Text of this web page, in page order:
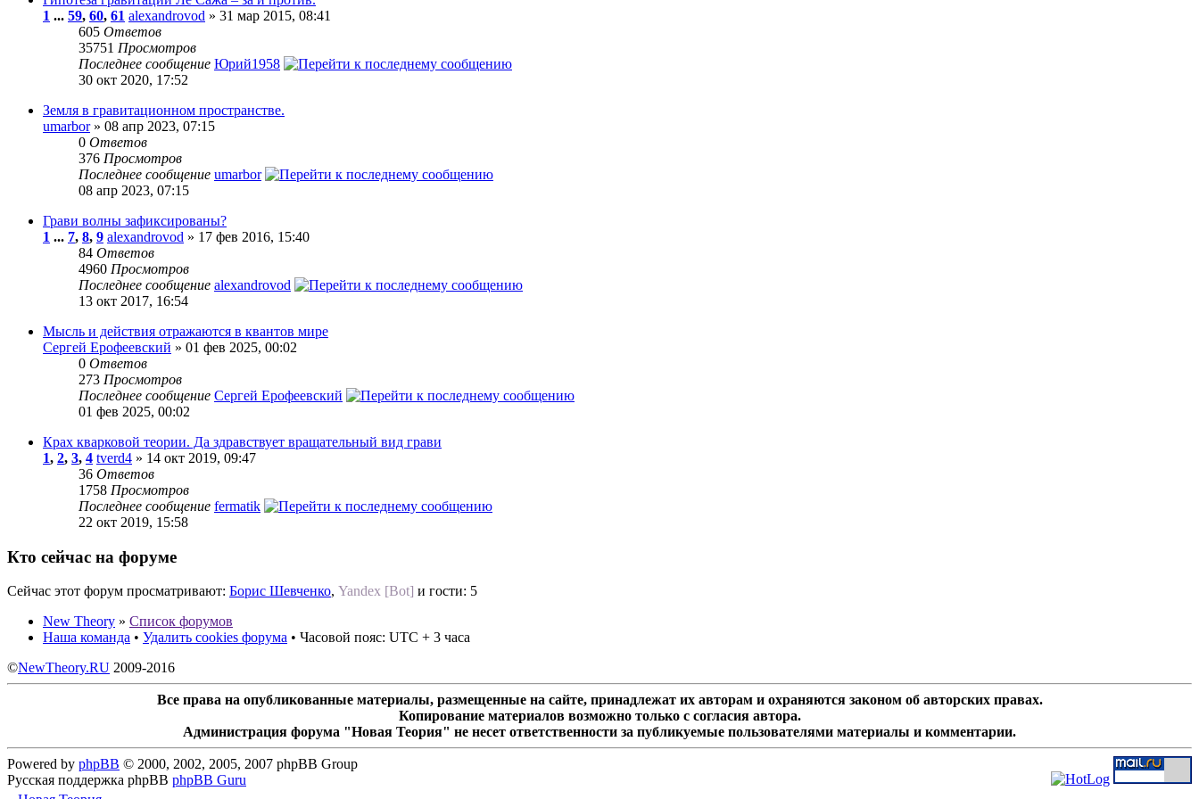
1 ... 59, 60, 61 alexandrovod » 31 мар 2015, 08:41
605 Ответов
35751 Просмотров
Последнее сообщение Юрий1958
30 окт 2020, 17:52
Земля в гравитационном пространстве.
umarbor» 08 апр 2023, 07:15
0 Ответов
376 Просмотров
Последнее сообщение umarbor
08 апр 2023, 07:15
Грави волны зафиксированы?
1 ... 7, 8, 9 alexandrovod » 17 фев 2016, 15:40
84 Ответов
4960 Просмотров
Последнее сообщение alexandrovod
13 окт 2017, 16:54
Мысль и действия отражаются в квантов мире
Сергей Ерофеевский » 01 фев 2025, 00:02
0 Ответов
273 Просмотров
Последнее сообщение Сергей Ерофеевский
01 фев 2025, 00:02
Крах кварковой теории. Да здравствует вращательный вид грави
1, 2, 3, 4 tverd4 » 14 окт 2019, 09:47
36 Ответов
1758 Просмотров
Последнее сообщение fermatik
22 окт 2019, 15:58
Кто сейчас на форуме
Сейчас этот форум просматривают: Борис Шевченко, Yandex [Bot] и гости: 5
New Theory » Список форумов
Наша команда • Удалить cookies форума • Часовой пояс: UTC + 3 часа
©NewTheory.RU 2009-2016
Все права на опубликованные материалы, размещенные на сайте, принадлежат их авторам и охраняются законом об авторских правах.
Копирование материалов возможно только с согласия автора.
Администрация форума "Новая Теория" не несет ответственности за публикуемые пользователями материалы и комментарии.
Powered by phpBB © 2000, 2002, 2005, 2007 phpBB Group
Русская поддержка phpBB phpBB Guru